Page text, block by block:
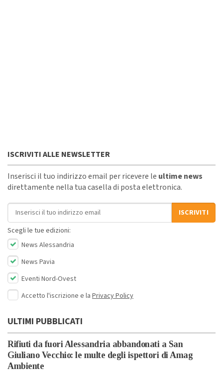
ISCRIVITI ALLE NEWSLETTER
Inserisci il tuo indirizzo email per ricevere le ultime news
direttamente nella tua casella di posta elettronica.
Indirizzo email
ISCRIVITI
Scegli le tue edizioni:
News Alessandria
News Pavia
Eventi Nord-Ovest
Accetto l'iscrizione e la Privacy Policy
ULTIMI PUBBLICATI
Rifiuti da fuori Alessandria abbandonati a San
Giuliano Vecchio: le multe degli ispettori di Amag
Ambiente